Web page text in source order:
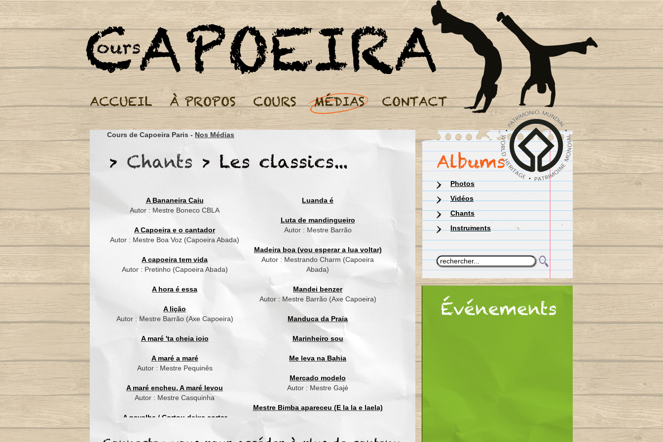
Cours de Capoeira Paris - Nos Médias
A Bananeira Caiu
Autor : Mestre Boneco CBLA
A Capoeira e o cantador
Autor : Mestre Boa Voz (Capoeira Abada)
A capoeira tem vida
Autor : Pretinho (Capoeira Abada)
A hora é essa
A lição
Autor : Mestre Barrão (Axe Capoeira)
A maré 'ta cheia ioio
A maré a maré
Autor : Mestre Pequinês
A maré encheu, A maré levou
Autor : Mestre Casquinha
A navalha / Cortou deixa cortar
Luanda é
Luta de mandingueiro
Autor : Mestre Barrão
Madeira boa (vou esperar a lua voltar)
Autor : Mestrando Charm (Capoeira
Abada)
Mandei benzer
Autor : Mestre Barrão (Axe Capoeira)
Manduca da Praia
Marinheiro sou
Me leva na Bahia
Mercado modelo
Autor : Mestre Gajé
Mestre Bimba apareceu (E la la e laela)
Photos
Vidéos
Chants
Instruments
Cours de Capoeira Paris - Nos Médias
Aruanda aruandé, aruanda
Aruanda aruandé, aruanda
Feito de imaginação
Aruanda aruandé, aruanda
Aruanda aruandé, aruanda
Zumbi foi guerreiro
Hoje é o cabeça
Dos grandes Mestres ligeiros
Aruanda aruandé, aruanda